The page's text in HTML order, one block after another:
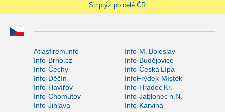
Striptýz po celé ČR
Atlasfirem.info
Info-M. Boleslav
Info-Brno.cz
Info-Budějovice
Info-Čechy
Info-Česká Lípa
Info-Děčín
InfoFrýdek-Místek
Info-Havířov
Info-Hradec Kr.
Info-Chomutov
Info-Jablonec n.N.
Info-Jihlava
Info-Karviná